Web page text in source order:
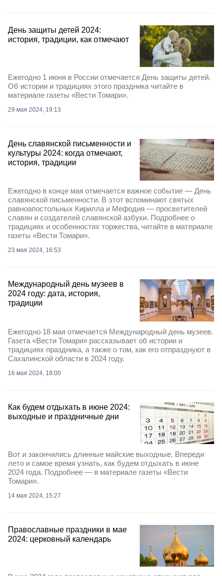
День защиты детей 2024:
история, традиции, как отмечают
Ежегодно 1 июня в России отмечается День защиты детей.
Об истории и традициях этого праздника читайте в
материале газеты «Вести Томари».
29 мая 2024, 19:13
День славянской письменности и
культуры 2024: когда отмечают,
история, традиции
Ежегодно в конце мая отмечается важное событие — День
славянской письменности. В этот вспоминают святых
равноапостольных Кирилла и Мефодия — просветителей
славян и создателей славянской азбуки. Подробнее о
традициях и особенностях торжества, читайте в материале
газеты «Вести Томари».
23 мая 2024, 16:53
Международный день музеев в
2024 году: дата, история,
традиции
Ежегодно 18 мая отмечается Международный день музеев.
Газета «Вести Томари» рассказывает об истории и
традициях праздника, а также о том, как его отпразднуют в
Сахалинской области в 2024 году.
16 мая 2024, 18:00
Как будем отдыхать в июне 2024:
выходные и праздничные дни
Вот и закончились длинные майские выходные. Впереди
лето и самое время узнать, как будем отдыхать в июне
2024 года. Подробнее — в материале газеты «Вести
Томари».
14 мая 2024, 15:27
Православные праздники в мае
2024: церковный календарь